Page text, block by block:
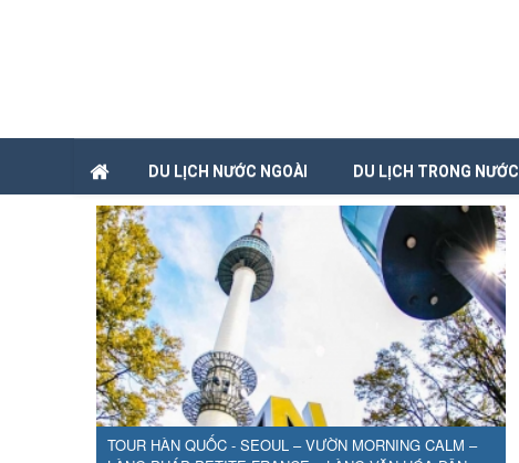
DU LỊCH NƯỚC NGOÀI DU LỊCH TRONG NƯỚC
TOUR HÀN QUỐC - SEOUL – VƯỜN MORNING CALM –